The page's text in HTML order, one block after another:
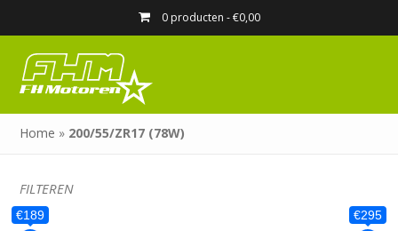
0 producten -€0,00
Home » 200/55/ZR17 (78W)
FILTEREN
€189 €295